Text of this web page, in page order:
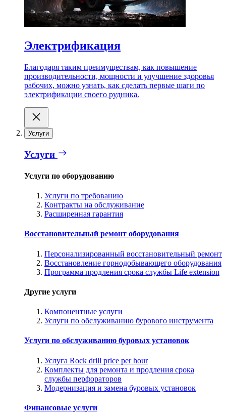
Электрификация
Благодаря таким преимуществам, как повышение
производительности, мощности и улучшение здоровья
рабочих, можно узнать, как сделать первые шаги по
электрификации своего рудника.
Услуги
Услуги
Услуги по оборудованию
Услуги по требованию
Контракты на обслуживание
Расширенная гарантия
Восстановительный ремонт оборудования
Персонализированный восстановительный ремонт
Восстановление горнодобывающего оборудования
Программа продления срока службы Life extension
Другие услуги
Компонентные услуги
Услуги по обслуживанию бурового инструмента
Услуги по обслуживанию буровых установок
Услуга Rock drill price per hour
Комплекты для ремонта и продления срока
службы перфораторов
Модернизация и замена буровых установок
Финансовые услуги